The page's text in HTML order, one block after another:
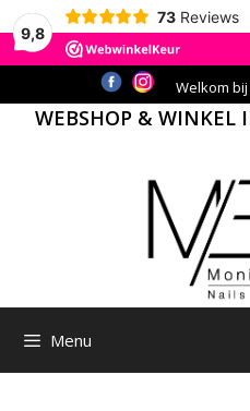
9,8
73 Reviews
naar
Welkom
WEBSHOP & WINKEL
Menu